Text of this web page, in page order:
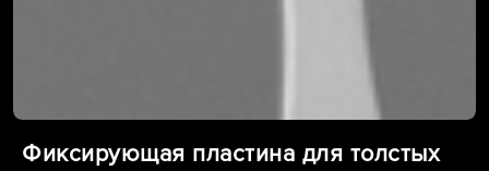
Фиксирующая пластина для толстых